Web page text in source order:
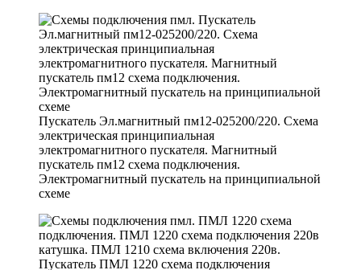
Пускатель Эл.магнитный пм12-025200/220. Схема
электрическая принципиальная
электромагнитного пускателя. Магнитный
пускатель пм12 схема подключения.
Электромагнитный пускатель на принципиальной
схеме